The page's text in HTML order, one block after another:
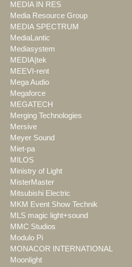
MEDIA IN RES
Media Resource Group
MEDIA SPECTRUM
MediaLantic
Mediasystem
MEDIA|tek
MEEVI-rent
Mega Audio
Megaforce
MEGATECH
Merging Technologies
Mersive
Meyer Sound
Miet-pa
MILOS
Ministry of Light
MisterMaster
Mitsubishi Electric
MKM Event Show Technik
MLS magic light+sound
MMC Studios
Modulo Pi
MONACOR INTERNATIONAL
Moonlight